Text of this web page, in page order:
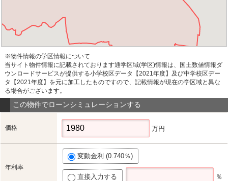
※物件情報の学区情報について
当サイト物件情報に記載されております通学区域(学区)情報は、国土数値情報ダ
ウンロードサービスが提供する小学校区データ【2021年度】及び中学校区デー
タ【2021年度】を元に加工したものですので、記載情報が現在の学区域と異な
る場合がございます。
この物件でローンシミュレーションする
価格 万円
年利率
変動金利 (0.740％)
直接入力する ％